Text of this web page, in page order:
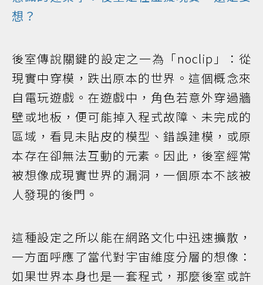
想？
後室傳說關鍵的設定之一為「noclip」：從
現實中穿模，跌出原本的世界。這個概念來
自電玩遊戲。在遊戲中，角色若意外穿過牆
壁或地板，便可能掉入程式故障、未完成的
區域，看見未貼皮的模型、錯誤建模，或原
本存在卻無法互動的元素。因此，後室經常
被想像成現實世界的漏洞，一個原本不該被
人發現的後門。
這種設定之所以能在網路文化中迅速擴散，
一方面呼應了當代對宇宙維度分層的想像：
如果世界本身也是一套程式，那麼後室或許